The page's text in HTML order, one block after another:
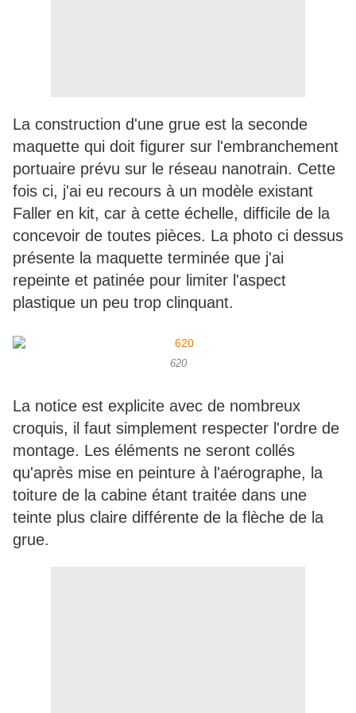
La construction d'une grue est la seconde
maquette qui doit figurer sur l'embranchement
portuaire prévu sur le réseau nanotrain. Cette
fois ci, j'ai eu recours à un modèle existant
Faller en kit, car à cette échelle, difficile de la
concevoir de toutes pièces. La photo ci dessus
présente la maquette terminée que j'ai
repeinte et patinée pour limiter l'aspect
plastique un peu trop clinquant.
620
La notice est explicite avec de nombreux
croquis, il faut simplement respecter l'ordre de
montage. Les éléments ne seront collés
qu'après mise en peinture à l'aérographe, la
toiture de la cabine étant traitée dans une
teinte plus claire différente de la flèche de la
grue.